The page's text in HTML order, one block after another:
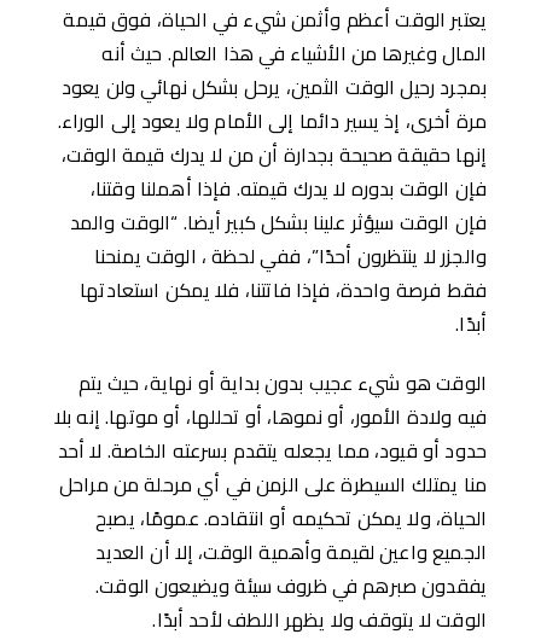
يعتبر الوقت أعظم وأثمن شيء في الحياة، فوق قيمة
المال وغيرها من الأشياء في هذا العالم. حيث أنه
بمجرد رحيل الوقت الثمين، يرحل بشكل نهائي ولن يعود
مرة أخرى، إذ يسير دائما إلى الأمام ولا يعود إلى الوراء.
إنها حقيقة صحيحة بجدارة أن من لا يدرك قيمة الوقت،
فإن الوقت بدوره لا يدرك قيمته. فإذا أهملنا وقتنا،
فإن الوقت سيؤثر علينا بشكل كبير أيضا. “الوقت والمد
والجزر لا ينتظرون أحدًا”، ففي لحظة ، الوقت يمنحنا
فقط فرصة واحدة، فإذا فاتتنا، فلا يمكن استعادتها
أبدًا.
الوقت هو شيء عجيب بدون بداية أو نهاية، حيث يتم
فيه ولادة الأمور، أو نموها، أو تحللها، أو موتها. إنه بلا
حدود أو قيود، مما يجعله يتقدم بسرعته الخاصة. لا أحد
منا يمتلك السيطرة على الزمن في أي مرحلة من مراحل
الحياة، ولا يمكن تحكيمه أو انتقاده. عمومًا، يصبح
الجميع واعين لقيمة وأهمية الوقت، إلا أن العديد
يفقدون صبرهم في ظروف سيئة ويضيعون الوقت.
الوقت لا يتوقف ولا يظهر اللطف لأحد أبدًا.